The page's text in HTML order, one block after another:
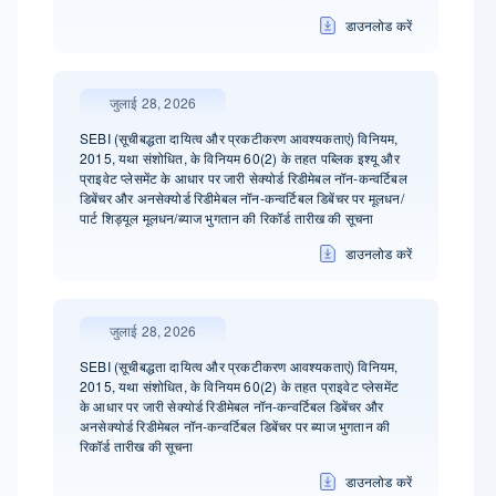
डाउनलोड करें
जुलाई 28, 2026
SEBI (सूचीबद्धता दायित्व और प्रकटीकरण आवश्यकताएं) विनियम,
2015, यथा संशोधित, के विनियम 60(2) के तहत पब्लिक इश्यू और
प्राइवेट प्लेसमेंट के आधार पर जारी सेक्योर्ड रिडीमेबल नॉन-कन्वर्टिबल
डिबेंचर और अनसेक्योर्ड रिडीमेबल नॉन-कन्वर्टिबल डिबेंचर पर मूलधन/
पार्ट शिड्यूल मूलधन/ब्याज भुगतान की रिकॉर्ड तारीख की सूचना
डाउनलोड करें
जुलाई 28, 2026
SEBI (सूचीबद्धता दायित्व और प्रकटीकरण आवश्यकताएं) विनियम,
2015, यथा संशोधित, के विनियम 60(2) के तहत प्राइवेट प्लेसमेंट
के आधार पर जारी सेक्योर्ड रिडीमेबल नॉन-कन्वर्टिबल डिबेंचर और
अनसेक्योर्ड रिडीमेबल नॉन-कन्वर्टिबल डिबेंचर पर ब्याज भुगतान की
रिकॉर्ड तारीख की सूचना
डाउनलोड करें